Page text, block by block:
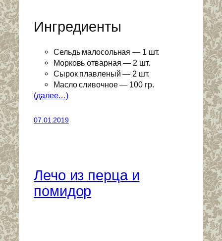
Ингредиенты
Сельдь малосольная — 1 шт.
Морковь отварная — 2 шт.
Сырок плавленый — 2 шт.
Масло сливочное — 100 гр.
(далее…)
07.01.2019
Лечо из перца и
помидор